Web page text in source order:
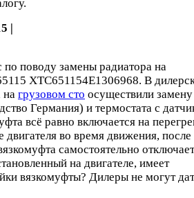
|
поводу замены радиатора на
ХТС651154Е1306968. В
на грузовом сто осуществили замену
Германия) и термостата с
всё равно включается на
двигателя во время движения, после
самостоятельно
на двигателе, имеет
вязкомуфты? Дилеры не могут